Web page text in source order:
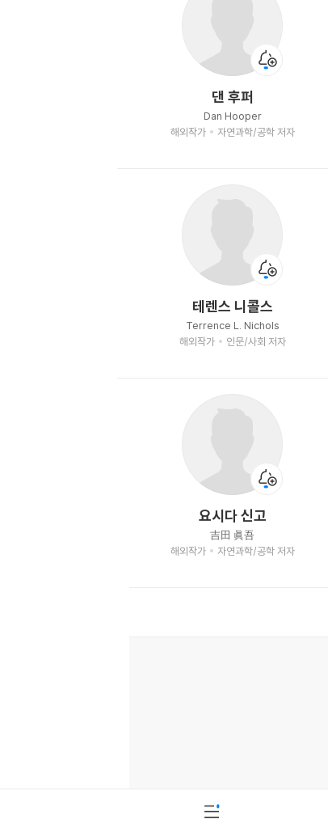
댄 후퍼
Dan Hooper
해외작가
자연과학/공학 저자
테렌스 니콜스
Terrence L. Nichols
해외작가
인문/사회 저자
요시다 신고
吉田 眞吾
해외작가
자연과학/공학 저자